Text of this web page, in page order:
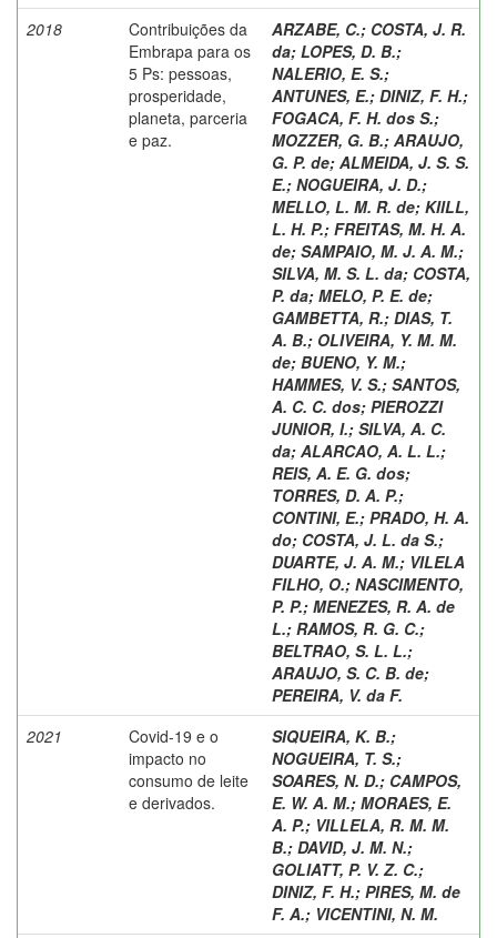
2018
Contribuições da
Embrapa para os
5 Ps: pessoas,
prosperidade,
planeta, parceria
e paz.
ARZABE, C.; COSTA, J. R.
da; LOPES, D. B.;
NALERIO, E. S.;
ANTUNES, E.; DINIZ, F. H.;
FOGACA, F. H. dos S.;
MOZZER, G. B.; ARAUJO,
G. P. de; ALMEIDA, J. S. S.
E.; NOGUEIRA, J. D.;
MELLO, L. M. R. de; KIILL,
L. H. P.; FREITAS, M. H. A.
de; SAMPAIO, M. J. A. M.;
SILVA, M. S. L. da; COSTA,
P. da; MELO, P. E. de;
GAMBETTA, R.; DIAS, T.
A. B.; OLIVEIRA, Y. M. M.
de; BUENO, Y. M.;
HAMMES, V. S.; SANTOS,
A. C. C. dos; PIEROZZI
JUNIOR, I.; SILVA, A. C.
da; ALARCAO, A. L. L.;
REIS, A. E. G. dos;
TORRES, D. A. P.;
CONTINI, E.; PRADO, H. A.
do; COSTA, J. L. da S.;
DUARTE, J. A. M.; VILELA
FILHO, O.; NASCIMENTO,
P. P.; MENEZES, R. A. de
L.; RAMOS, R. G. C.;
BELTRAO, S. L. L.;
ARAUJO, S. C. B. de;
PEREIRA, V. da F.
2021
Covid-19 e o
impacto no
consumo de leite
e derivados.
SIQUEIRA, K. B.;
NOGUEIRA, T. S.;
SOARES, N. D.; CAMPOS,
E. W. A. M.; MORAES, E.
A. P.; VILLELA, R. M. M.
B.; DAVID, J. M. N.;
GOLIATT, P. V. Z. C.;
DINIZ, F. H.; PIRES, M. de
F. A.; VICENTINI, N. M.